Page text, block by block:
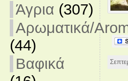
Άγρια (307)
Αρωματικά/
(44)
Βαφικά